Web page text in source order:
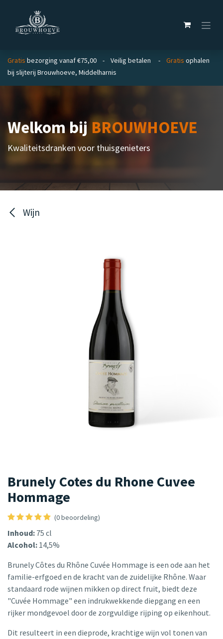
Gratis bezorging vanaf €75,00 - Veilig betalen - Gratis ophalen
bij slijterij Brouwhoeve, Middelharnis
Welkom bijBROUWHOEVE
Kwaliteitsdranken voor thuisgenieters
Wijn
Brunely Cotes du Rhone Cuvee
Hommage
(0 beoordeling)
Inhoud: 75 cl
Alcohol: 14,5%
Brunely Côtes du Rhône Cuvée Hommage is een ode aan het
familie-erfgoed en de kracht van de zuidelijke Rhône. Waar
standaard rode wijnen mikken op direct fruit, biedt deze
"Cuvée Hommage" een indrukwekkende diepgang en een
rijker mondgevoel door de zorgvuldige rijping op eikenhout.
Dit resulteert in een dieprode, krachtige wijn vol tonen van